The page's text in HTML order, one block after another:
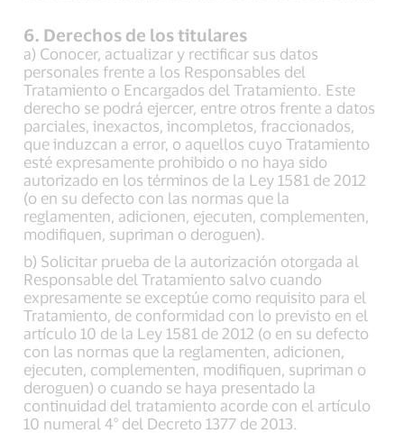
6. Derechos de los titulares
a) Conocer, actualizar y rectificar sus datos
personales frente a los Responsables del
Tratamiento o Encargados del Tratamiento. Este
derecho se podrá ejercer, entre otros frente a datos
parciales, inexactos, incompletos, fraccionados,
que induzcan a error, o aquellos cuyo Tratamiento
esté expresamente prohibido o no haya sido
autorizado en los términos de la Ley 1581 de 2012
(o en su defecto con las normas que la
reglamenten, adicionen, ejecuten, complementen,
modifiquen, supriman o deroguen).
b) Solicitar prueba de la autorización otorgada al
Responsable del Tratamiento salvo cuando
expresamente se exceptúe como requisito para el
Tratamiento, de conformidad con lo previsto en el
artículo 10 de la Ley 1581 de 2012 (o en su defecto
con las normas que la reglamenten, adicionen,
ejecuten, complementen, modifiquen, supriman o
deroguen) o cuando se haya presentado la
continuidad del tratamiento acorde con el artículo
10 numeral 4° del Decreto 1377 de 2013.